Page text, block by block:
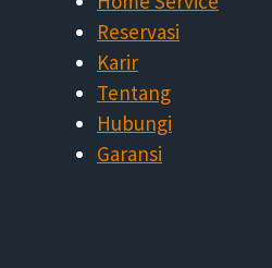
Reservasi
Karir
Tentang
Hubungi
Garansi